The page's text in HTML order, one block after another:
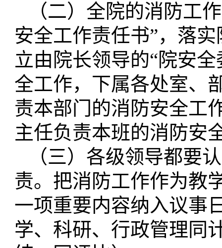
（二）全院的消防工
安全工作责任书”，落
立由院长领导的“院安
全工作，下属各处室、
责本部门的消防安全工
主任负责本班的消防安
（三）各级领导都要
责。把消防工作作为教
一项重要内容纳入议事
学、科研、行政管理同